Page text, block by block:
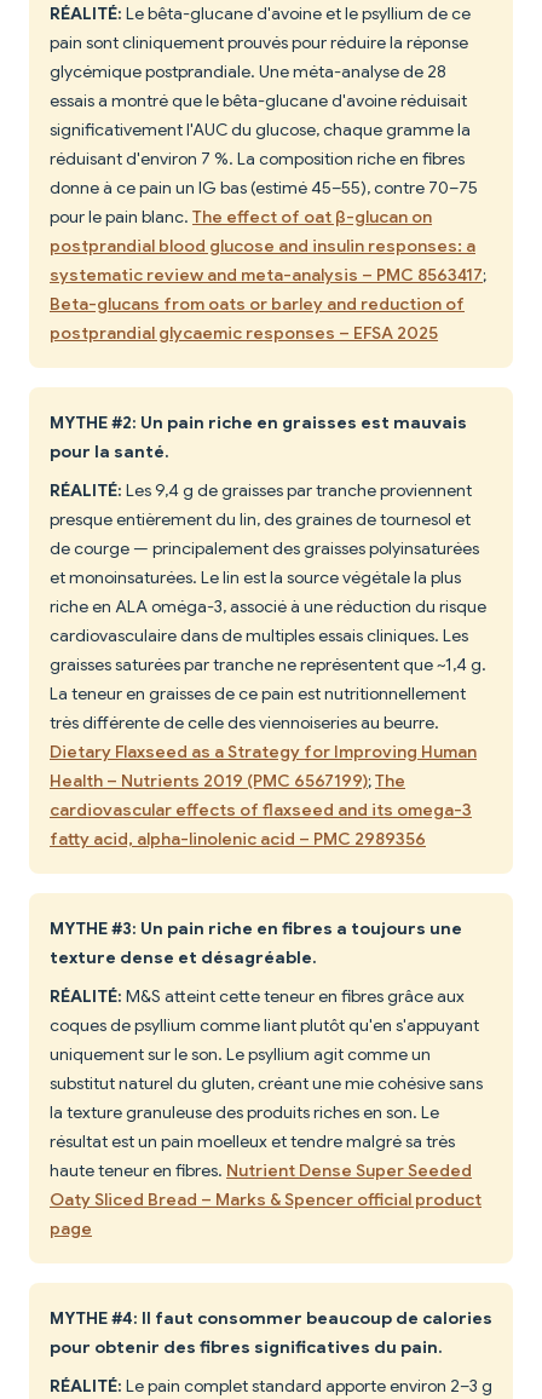
RÉALITÉ: Le bêta-glucane d'avoine et le psyllium de ce
pain sont cliniquement prouvés pour réduire la réponse
glycémique postprandiale. Une méta-analyse de 28
essais a montré que le bêta-glucane d'avoine réduisait
significativement l'AUC du glucose, chaque gramme la
réduisant d'environ 7 %. La composition riche en fibres
donne à ce pain un IG bas (estimé 45–55), contre 70–75
pour le pain blanc. The effect of oat β-glucan on
postprandial blood glucose and insulin responses: a
systematic review and meta-analysis – PMC 8563417;
Beta-glucans from oats or barley and reduction of
postprandial glycaemic responses – EFSA 2025
MYTHE #2: Un pain riche en graisses est mauvais
pour la santé.
RÉALITÉ: Les 9,4 g de graisses par tranche proviennent
presque entièrement du lin, des graines de tournesol et
de courge — principalement des graisses polyinsaturées
et monoinsaturées. Le lin est la source végétale la plus
riche en ALA oméga-3, associé à une réduction du risque
cardiovasculaire dans de multiples essais cliniques. Les
graisses saturées par tranche ne représentent que ~1,4 g.
La teneur en graisses de ce pain est nutritionnellement
très différente de celle des viennoiseries au beurre.
Dietary Flaxseed as a Strategy for Improving Human
Health – Nutrients 2019 (PMC 6567199);The
cardiovascular effects of flaxseed and its omega-3
fatty acid, alpha-linolenic acid – PMC 2989356
MYTHE #3: Un pain riche en fibres a toujours une
texture dense et désagréable.
RÉALITÉ: M&S atteint cette teneur en fibres grâce aux
coques de psyllium comme liant plutôt qu'en s'appuyant
uniquement sur le son. Le psyllium agit comme un
substitut naturel du gluten, créant une mie cohésive sans
la texture granuleuse des produits riches en son. Le
résultat est un pain moelleux et tendre malgré sa très
haute teneur en fibres. Nutrient Dense Super Seeded
Oaty Sliced Bread – Marks & Spencer official product
page
MYTHE #4: Il faut consommer beaucoup de calories
pour obtenir des fibres significatives du pain.
RÉALITÉ: Le pain complet standard apporte environ 2–3 g